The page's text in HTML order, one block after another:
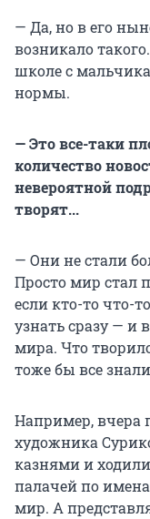
— Да, но в его
возникало
школе с
нормы.
— Это все-таки
количество
невероятной
творят...
— Они не стали
Просто мир стал
если кто-то что-
узнать сразу — и
мира. Что
тоже бы все
Например, вчера
художника
казнями и
палачей по
мир. А